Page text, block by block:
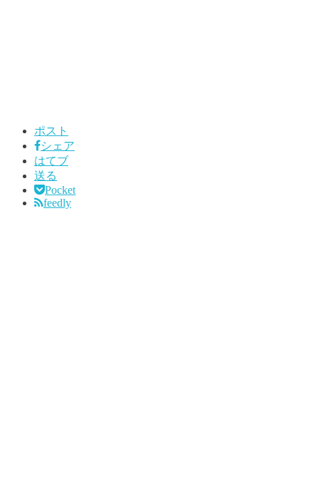
ポスト
シェア
はてブ
送る
Pocket
feedly